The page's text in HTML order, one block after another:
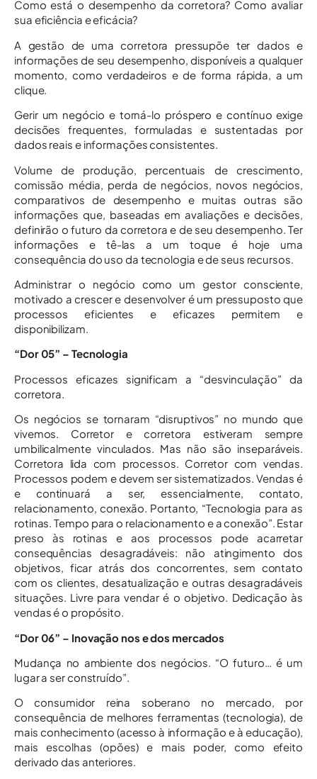
Como está o desempenho da corretora? Como avaliar
sua eficiência e eficácia?
A gestão de uma corretora pressupõe ter dados e
informações de seu desempenho, disponíveis a qualquer
momento, como verdadeiros e de forma rápida, a um
clique.
Gerir um negócio e torná-lo próspero e contínuo exige
decisões frequentes, formuladas e sustentadas por
dados reais e informações consistentes.
Volume de produção, percentuais de crescimento,
comissão média, perda de negócios, novos negócios,
comparativos de desempenho e muitas outras são
informações que, baseadas em avaliações e decisões,
definirão o futuro da corretora e de seu desempenho. Ter
informações e tê-las a um toque é hoje uma
consequência do uso da tecnologia e de seus recursos.
Administrar o negócio como um gestor consciente,
motivado a crescer e desenvolver é um pressuposto que
processos eficientes e eficazes permitem e
disponibilizam.
“Dor 05” – Tecnologia
Processos eficazes significam a “desvinculação” da
corretora.
Os negócios se tornaram “disruptivos” no mundo que
vivemos. Corretor e corretora estiveram sempre
umbilicalmente vinculados. Mas não são inseparáveis.
Corretora lida com processos. Corretor com vendas.
Processos podem e devem ser sistematizados. Vendas é
e continuará a ser, essencialmente, contato,
relacionamento, conexão. Portanto, “Tecnologia para as
rotinas. Tempo para o relacionamento e a conexão”. Estar
preso às rotinas e aos processos pode acarretar
consequências desagradáveis: não atingimento dos
objetivos, ficar atrás dos concorrentes, sem contato
com os clientes, desatualização e outras desagradáveis
situações. Livre para vendar é o objetivo. Dedicação às
vendas é o propósito.
“Dor 06” – Inovação nos e dos mercados
Mudança no ambiente dos negócios. “O futuro… é um
lugar a ser construído”.
O consumidor reina soberano no mercado, por
consequência de melhores ferramentas (tecnologia), de
mais conhecimento (acesso à informação e à educação),
mais escolhas (opões) e mais poder, como efeito
derivado das anteriores.